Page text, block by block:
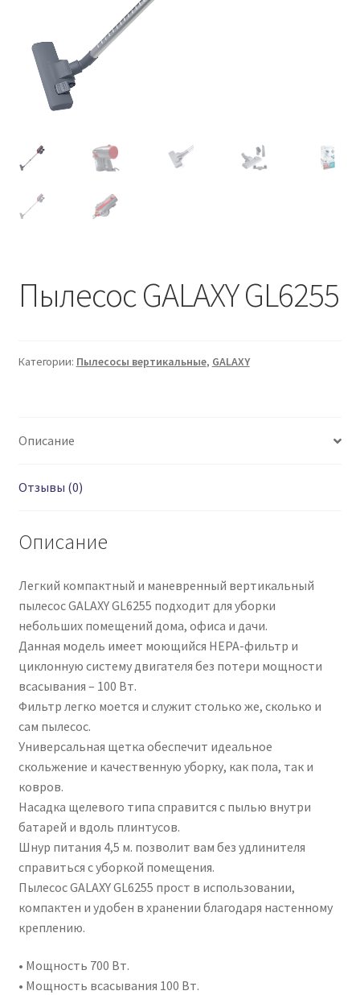
Пылесос GALAXY GL6255
Категории: Пылесосы вертикальные, GALAXY
Описание
Отзывы (0)
Описание
Легкий компактный и маневренный вертикальный
пылесос GALAXY GL6255 подходит для уборки
небольших помещений дома, офиса и дачи.
Данная модель имеет моющийся НЕРА-фильтр и
циклонную систему двигателя без потери мощности
всасывания – 100 Вт.
Фильтр легко моется и служит столько же, сколько и
сам пылесос.
Универсальная щетка обеспечит идеальное
скольжение и качественную уборку, как пола, так и
ковров.
Насадка щелевого типа справится с пылью внутри
батарей и вдоль плинтусов.
Шнур питания 4,5 м. позволит вам без удлинителя
справиться с уборкой помещения.
Пылесос GALAXY GL6255 прост в использовании,
компактен и удобен в хранении благодаря настенному
креплению.
• Мощность 700 Вт.
• Мощность всасывания 100 Вт.